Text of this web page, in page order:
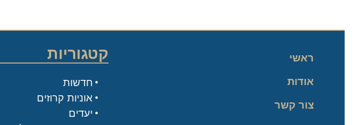
קטגוריות
חדשות
אוניות קרוזים
יעדים
ראשי
אודות
צור קשר